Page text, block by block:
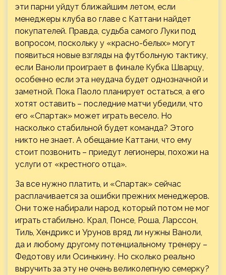
эти парни уйдут ближайшим летом, если
менеджеры клуба во главе с Каттани найдет
покупателей. Правда, судьба самого Луки под
вопросом, поскольку у «красно-белых» могут
появиться новые взгляды на футбольную тактику,
если Ваноли проиграет в финале Кубка Шварцу,
особенно если эта неудача будет однозначной и
заметной. Пока Паоло планирует остаться, а его
хотят оставить – последние матчи убедили, что
его «Спартак» может играть весело. Но
насколько стабильной будет команда? Этого
никто не знает. А обещание Каттани, что ему
стоит позвонить – приедут легионеры, похожи на
услуги от «крестного отца».
За все нужно платить, и «Спартак» сейчас
расплачивается за ошибки прежних менеджеров.
Они тоже набирали народ, который потом не мог
играть стабильно. Крал, Понсе, Роша, Ларссон,
Тиль, Хендрикс и Урунов вряд ли нужны Ваноли,
да и любому другому потенциальному тренеру –
Федотову или Осинькину. Но сколько реально
выручить за эту не очень великолепную семерку?